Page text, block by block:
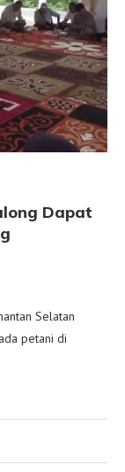
Dapat
Selatan
petani di